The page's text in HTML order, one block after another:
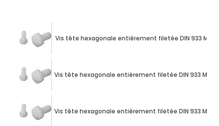
Vis tête hexagonale entièrement filetée DIN 933 M10
Vis tête hexagonale entièrement filetée DIN 933 M10
Vis tête hexagonale entièrement filetée DIN 933 M10